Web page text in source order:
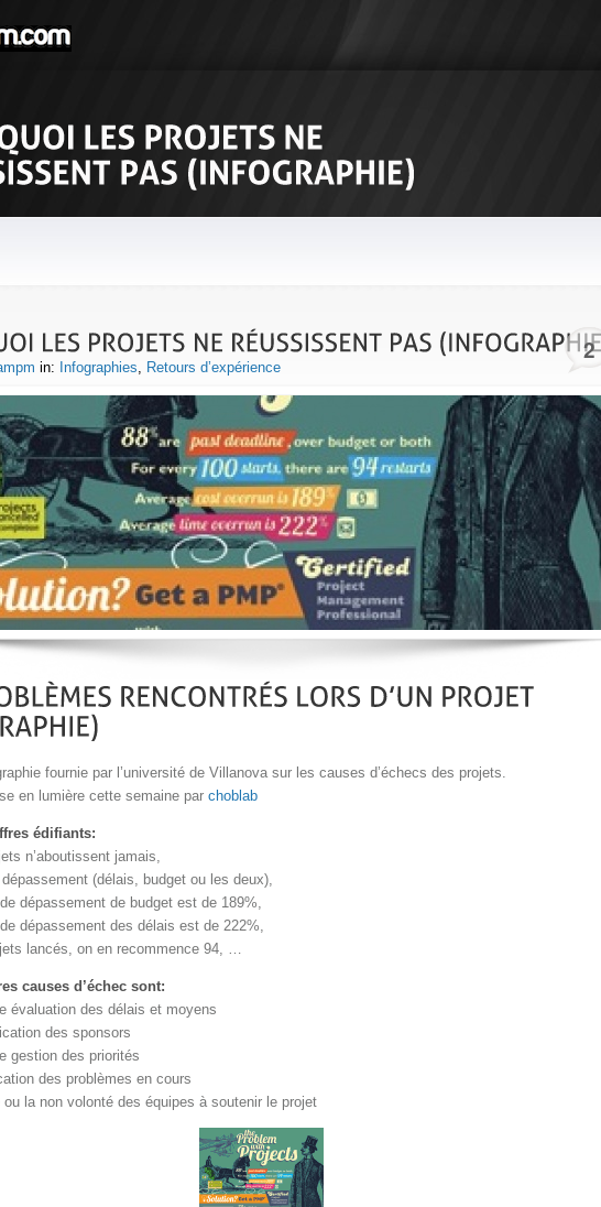
in: Infographies, Retours d’expérience
fournie par l’université de Villanova sur les causes d’échecs des projets.
en lumière cette semaine par choblab
édifiants:
n’aboutissent jamais,
(délais, budget ou les deux),
dépassement de budget est de 189%,
dépassement des délais est de 222%,
lancés, on en recommence 94, …
causes d’échec sont:
évaluation des délais et moyens
des sponsors
gestion des priorités
des problèmes en cours
ou la non volonté des équipes à soutenir le projet
2